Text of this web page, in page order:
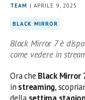
TEAM | APRILE 9, 2025
BLACK MIRROR
Black Mirror 7 è
come vedere in
Ora che Black Mirror
in streaming,